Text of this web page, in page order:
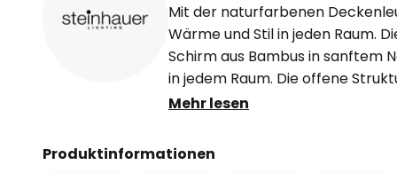
Mit der naturfarbenen
Wärme und Stil in jeden Raum.
Schirm aus Bambus in sanftem
in jedem Raum. Die offene
faszinierendes Lichtspiel, das
dass je nach Lichtwunsch eine
Mehr lesen
Produktinformationen